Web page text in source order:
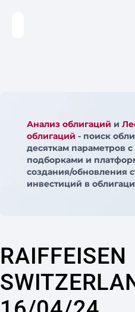
Анализ облигаций и
облигаций - поиск
десяткам параметров
подборками и
создания/обновления
инвестиций в
RAIFFEISEN